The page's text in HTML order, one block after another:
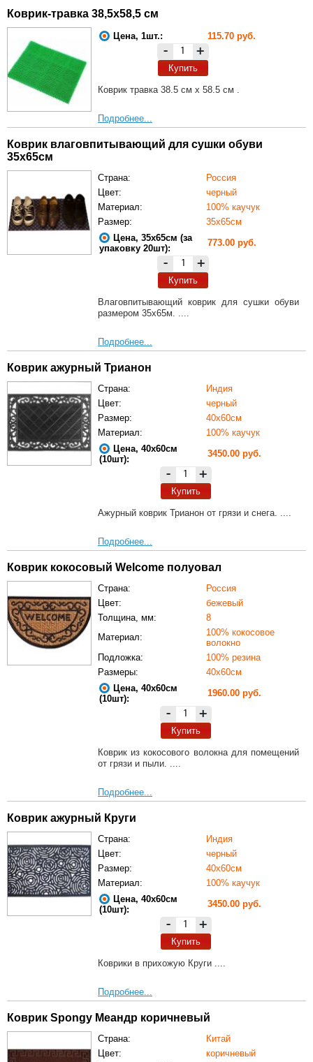
Коврик-травка 38,5х58,5 см
Цена, 1шт.: 115.70 руб.
- +
Купить
Коврик травка 38.5 см х 58.5 см .
Подробнее...
Коврик влаговпитывающий для сушки обуви
35х65см
Страна:
Россия
Цвет:
черный
Материал:
100% каучук
Размер:
35х65см
Цена, 35х65см (за
упаковку 20шт):
773.00 руб.
- +
Купить
Влаговпитывающий коврик для сушки обуви
размером 35х65м. ....
Подробнее...
Коврик ажурный Трианон
Страна:
Индия
Цвет:
черный
Размер:
40х60см
Материал:
100% каучук
Цена, 40х60см
(10шт):
3450.00 руб.
- +
Купить
Ажурный коврик Трианон от грязи и снега. ....
Подробнее...
Коврик кокосовый Welcome полуовал
Страна:
Россия
Цвет:
бежевый
Толщина, мм:
8
Материал:
100% кокосовое
волокно
Подложка:
100% резина
Размеры:
40х60см
Цена, 40х60см
(10шт):
1960.00 руб.
- +
Купить
Коврик из кокосового волокна для помещений
от грязи и пыли. ....
Подробнее...
Коврик ажурный Круги
Страна:
Индия
Цвет:
черный
Размер:
40х60см
Материал:
100% каучук
Цена, 40х60см
(10шт):
3450.00 руб.
- +
Купить
Коврики в прихожую Круги ....
Подробнее...
Коврик Spongy Меандр коричневый
Страна:
Китай
Цвет:
коричневый